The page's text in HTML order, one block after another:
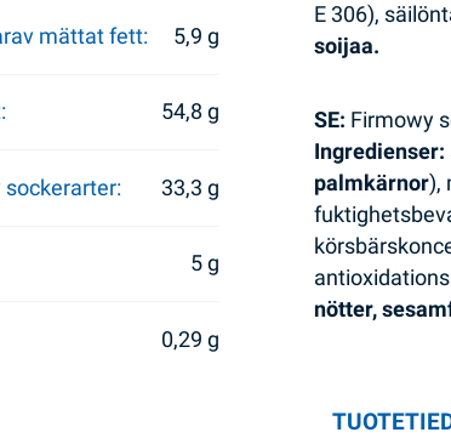
mättat fett: 5,9 g
54,8 g
sockerarter: 33,3 g
5 g
0,29 g
E 306),
soijaa.
SE: Firmowy
Ingredienser:
palmkärnor),
nötter,